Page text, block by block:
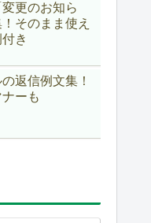
更のお知ら
そのまま使え
き
返信例文集！
ーも